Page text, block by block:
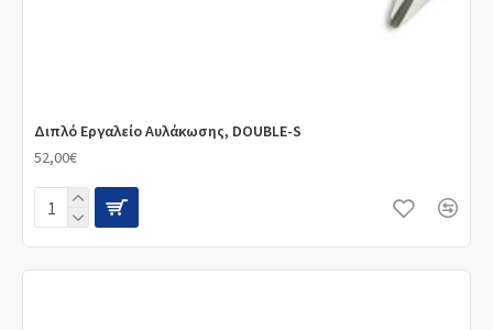
Διπλό Εργαλείο Αυλάκωσης, DOUBLE-S
52,00€